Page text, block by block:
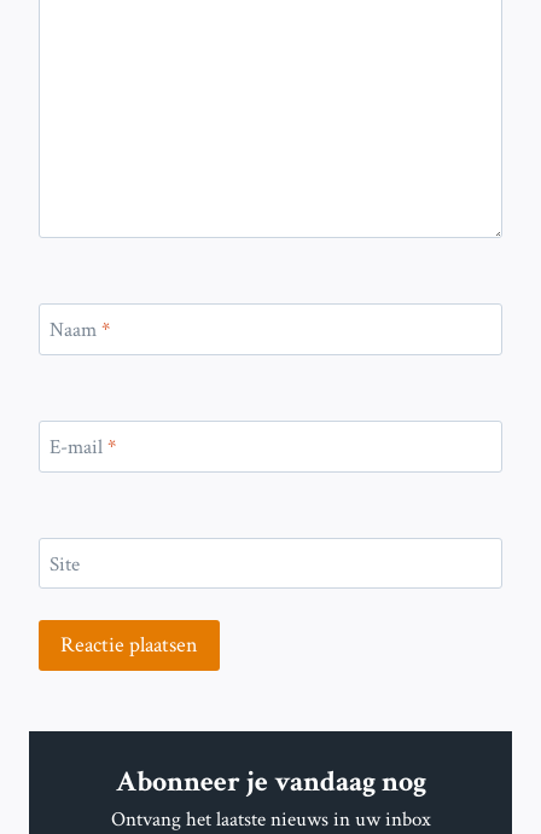
Naam*
E-mail*
Site
Abonneer je vandaag nog
Ontvang het laatste nieuws in uw inbox